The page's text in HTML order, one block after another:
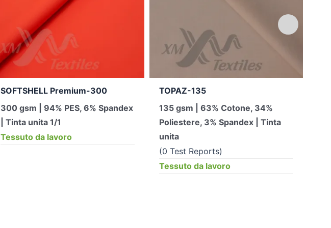
SOFTSHELL Premium-300
300 gsm | 94% PES, 6% Spandex
| Tinta unita 1/1
Tessuto da lavoro
TOPAZ-135
135 gsm | 63% Cotone, 34%
Poliestere, 3% Spandex | Tinta
unita
(0 Test Reports)
Tessuto da lavoro